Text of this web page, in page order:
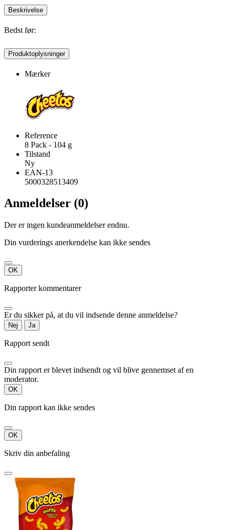
Beskrivelse
Bedst før:
Produktoplysninger
Mærker
Reference
8 Pack - 104 g
Tilstand
Ny
EAN-13
5000328513409
Anmeldelser (0)
Der er ingen kundeanmeldelser endnu.
Din vurderings anerkendelse kan ikke sendes
OK
Rapporter kommentarer
Er du sikker på, at du vil indsende denne anmeldelse?
Nej Ja
Rapport sendt
Din rapport er blevet indsendt og vil blive gennemset af en
moderator.
OK
Din rapport kan ikke sendes
OK
Skriv din anbefaling